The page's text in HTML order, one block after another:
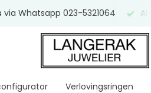
via Whatsapp 023-5321064 Al
Verlovingsringen